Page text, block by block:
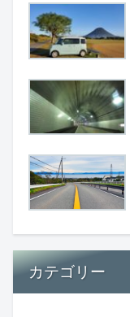
カテゴリー